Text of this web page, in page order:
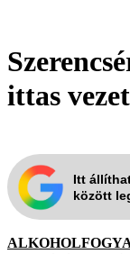
ittas
Itt
között